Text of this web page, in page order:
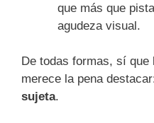
que más que
agudeza visual.
De todas formas, sí que
merece la pena
sujeta.